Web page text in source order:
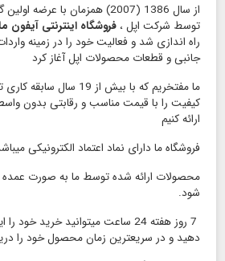
از سال 1386 (2007) همزمان با
توسط شرکت اپل ، فروشگاه اینترنتی آیفون
راه اندازی شد و فعالیت خود را در زمینه
جانبی و قطعات محصولات اپل آغاز کرد
ما مفتخریم که با بیش از
کیفیت را با قیمت مناسب و رقابتی بدون
ارائه کنیم
فروشگاه ما دارای نماد اعتماد الكترونیكی
محصولات ارائه شده توسط ما به صورت
شود.
7 روز هفته 24 ساعت میتوانید خرید
دهید و در سریعترین زمان محصول خود را